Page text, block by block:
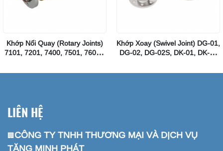
Khớp Nối Quay (Rotary Joints)
7101, 7201, 7400, 7501, 7600T,
G-ND, 9001MD, 9001 ND, 9001
Khớp Xoay (Swivel Joint) DG-01,
DG-02, DG-02S, DK-01, DK-02
LIÊN HỆ
🏢 CÔNG TY TNHH THƯƠNG MẠI VÀ DỊCH VỤ
TĂNG MINH PHÁT